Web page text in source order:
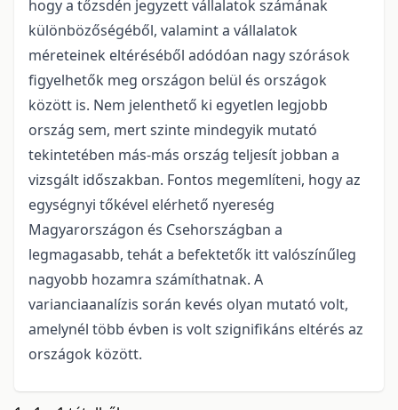
hogy a tőzsdén jegyzett vállalatok számának
különbözőségéből, valamint a vállalatok
méreteinek eltéréséből adódóan nagy szórások
figyelhetők meg országon belül és országok
között is. Nem jelenthető ki egyetlen legjobb
ország sem, mert szinte mindegyik mutató
tekintetében más-más ország teljesít jobban a
vizsgált időszakban. Fontos megemlíteni, hogy az
egységnyi tőkével elérhető nyereség
Magyarországon és Csehországban a
legmagasabb, tehát a befektetők itt valószínűleg
nagyobb hozamra számíthatnak. A
varianciaanalízis során kevés olyan mutató volt,
amelynél több évben is volt szignifikáns eltérés az
országok között.